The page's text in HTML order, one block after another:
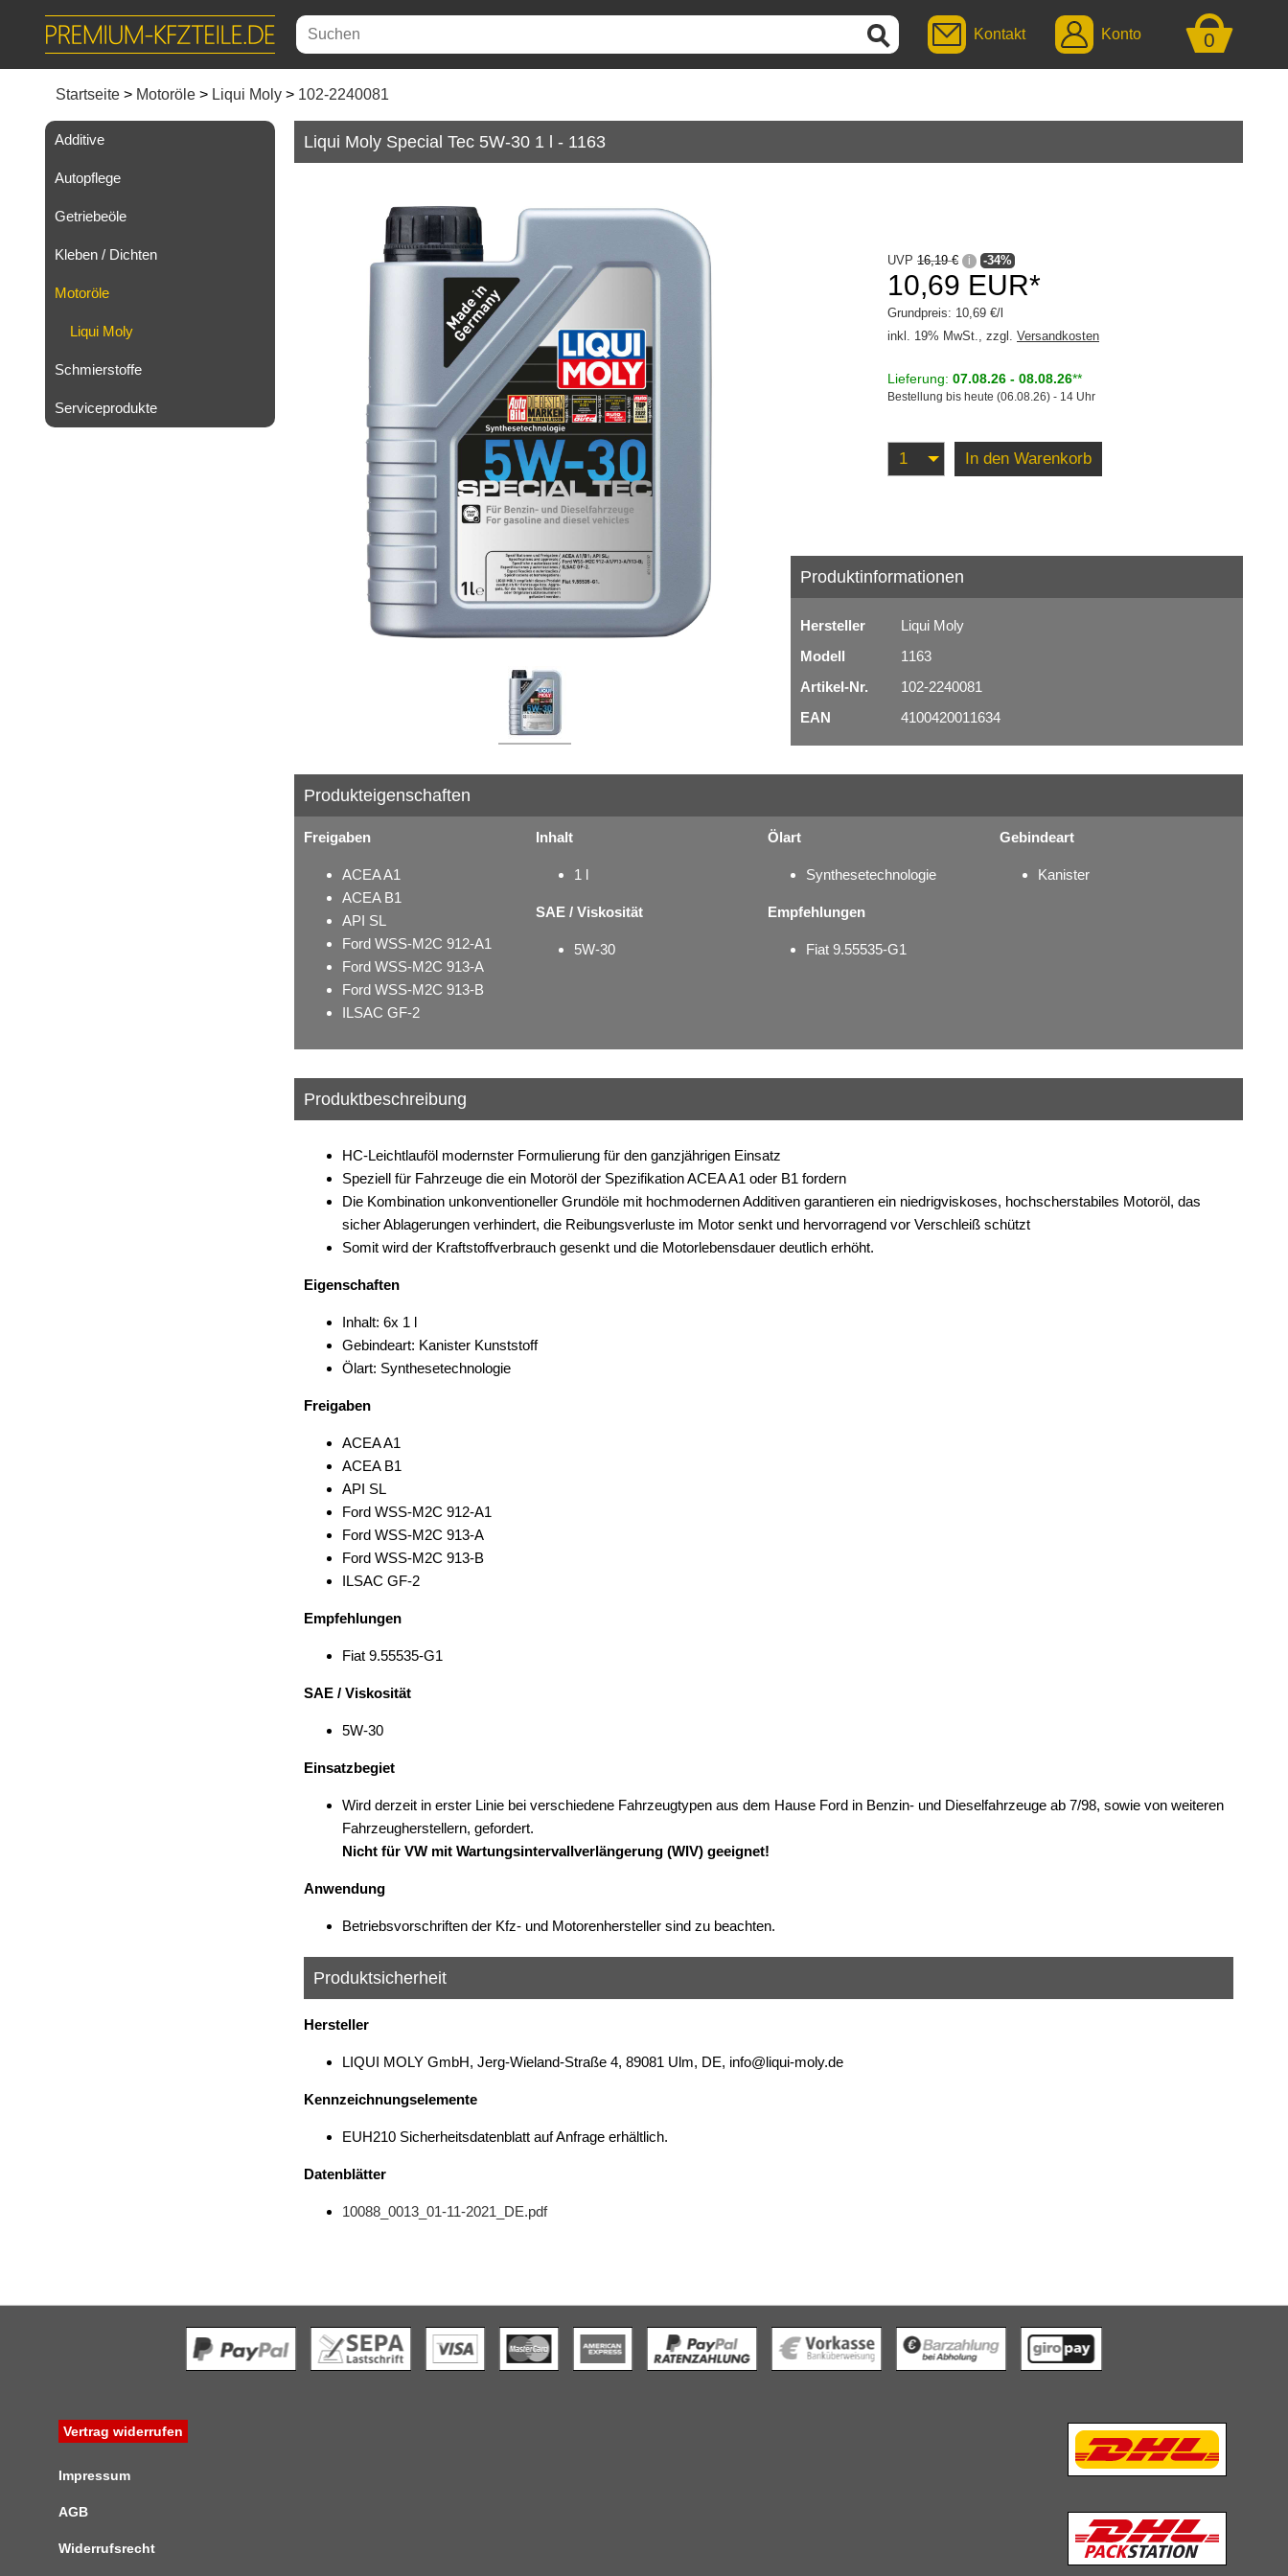
0
Kontakt Konto
Startseite Motoröle Liqui Moly 102-2240081
Additive
Autopflege
Getriebeöle
Kleben / Dichten
Motoröle
Liqui Moly
Schmierstoffe
Serviceprodukte
Liqui Moly Special Tec 5W-30 1 l - 1163
UVP 16,19 € i -34%
10,69 EUR*
Grundpreis: 10,69 €/l
inkl. 19% MwSt., zzgl. Versandkosten
Lieferung: 07.08.26 - 08.08.26**
Bestellung bis heute (06.08.26) - 14 Uhr
In den Warenkorb
Produktinformationen
Hersteller
Liqui Moly
Modell
1163
Artikel-Nr.
102-2240081
EAN
4100420011634
Produkteigenschaften
Freigaben
ACEA A1
ACEA B1
API SL
Ford WSS-M2C 912-A1
Ford WSS-M2C 913-A
Ford WSS-M2C 913-B
ILSAC GF-2
Inhalt
1 l
Ölart
Synthesetechnologie
Gebindeart
Kanister
SAE / Viskosität
5W-30
Empfehlungen
Fiat 9.55535-G1
Produktbeschreibung
HC-Leichtlauföl modernster Formulierung für den ganzjährigen Einsatz
Speziell für Fahrzeuge die ein Motoröl der Spezifikation ACEA A1 oder B1 fordern
Die Kombination unkonventioneller Grundöle mit hochmodernen Additiven garantieren ein niedrigviskoses, hochscherstabiles Motoröl, das
sicher Ablagerungen verhindert, die Reibungsverluste im Motor senkt und hervorragend vor Verschleiß schützt
Somit wird der Kraftstoffverbrauch gesenkt und die Motorlebensdauer deutlich erhöht.
Eigenschaften
Inhalt: 6x 1 l
Gebindeart: Kanister Kunststoff
Ölart: Synthesetechnologie
Freigaben
ACEA A1
ACEA B1
API SL
Ford WSS-M2C 912-A1
Ford WSS-M2C 913-A
Ford WSS-M2C 913-B
ILSAC GF-2
Empfehlungen
Fiat 9.55535-G1
SAE / Viskosität
5W-30
Einsatzbegiet
Wird derzeit in erster Linie bei verschiedene Fahrzeugtypen aus dem Hause Ford in Benzin- und Dieselfahrzeuge ab 7/98, sowie von weiteren
Fahrzeugherstellern, gefordert.
Nicht für VW mit Wartungsintervallverlängerung (WIV) geeignet!
Anwendung
Betriebsvorschriften der Kfz- und Motorenhersteller sind zu beachten.
Produktsicherheit
Hersteller
LIQUI MOLY GmbH, Jerg-Wieland-Straße 4, 89081 Ulm, DE, info@liqui-moly.de
Kennzeichnungselemente
EUH210 Sicherheitsdatenblatt auf Anfrage erhältlich.
Datenblätter
10088_0013_01-11-2021_DE.pdf
Vertrag widerrufen
Impressum
AGB
Widerrufsrecht